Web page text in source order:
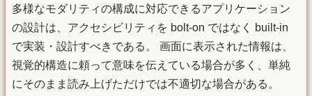
多様なモダリティの構成に対応できるアプリケーション
の設計は、アクセシビリティを bolt-on ではなく built-in
で実装・設計すべきである。 画面に表示された情報は、
視覚的構造に頼って意味を伝えている場合が多く、単純
にそのまま読み上げただけでは不適切な場合がある。